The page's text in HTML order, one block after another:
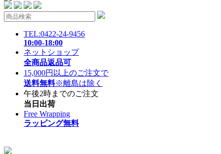
TEL:0422-24-9456
10:00-18:00
ネットショップ
全商品返品可
15,000円以上のご注文で
送料無料※離島は除く
午後2時までのご注文
当日出荷
Free Wrapping
ラッピング無料